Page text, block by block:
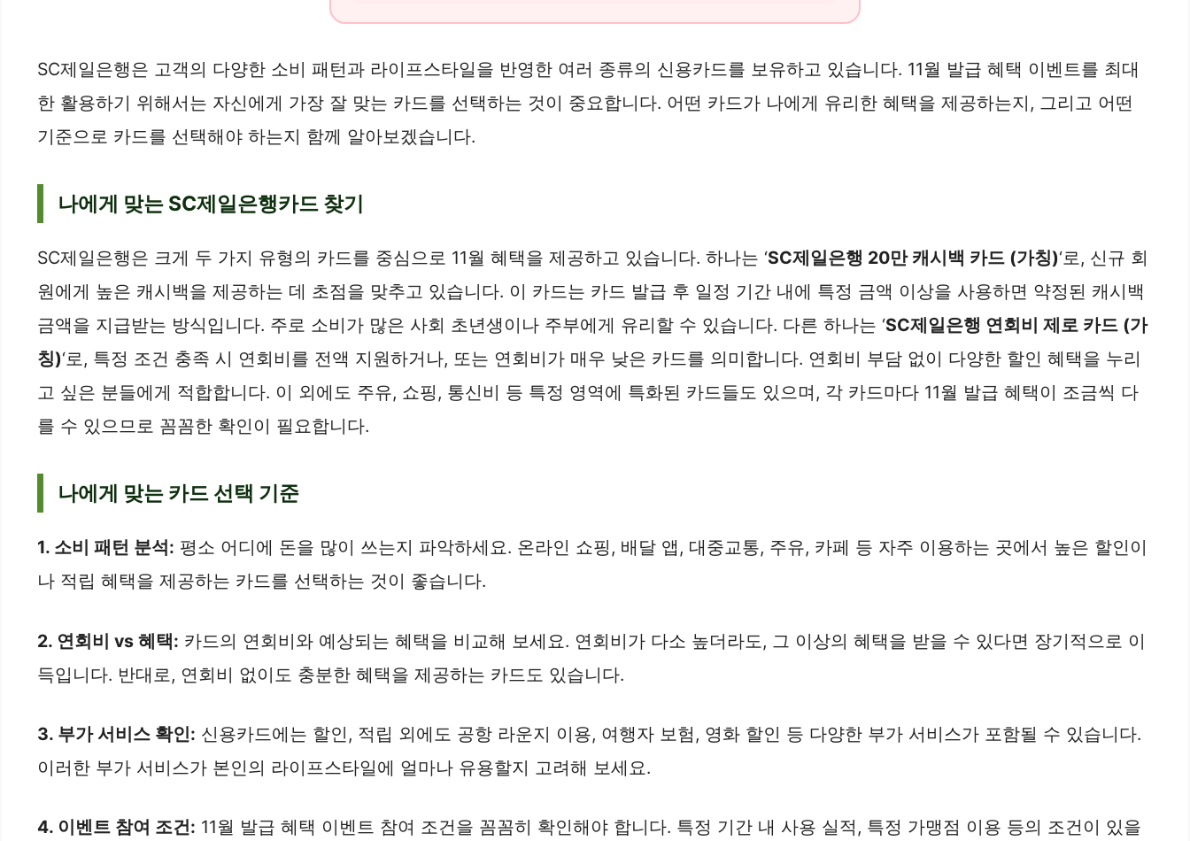
SC제일은행은 고객의 다양한 소비 패턴과 라이프스타일을 반영한 여러 종류의 신용카드를 보유하고 있습니다. 11월 발급 혜택 이벤트를 최대
한 활용하기 위해서는 자신에게 가장 잘 맞는 카드를 선택하는 것이 중요합니다. 어떤 카드가 나에게 유리한 혜택을 제공하는지, 그리고 어떤
기준으로 카드를 선택해야 하는지 함께 알아보겠습니다.
나에게 맞는 SC제일은행카드 찾기
SC제일은행은 크게 두 가지 유형의 카드를 중심으로 11월 혜택을 제공하고 있습니다. 하나는 ‘SC제일은행 20만 캐시백 카드 (가칭)‘로, 신규 회
원에게 높은 캐시백을 제공하는 데 초점을 맞추고 있습니다. 이 카드는 카드 발급 후 일정 기간 내에 특정 금액 이상을 사용하면 약정된 캐시백
금액을 지급받는 방식입니다. 주로 소비가 많은 사회 초년생이나 주부에게 유리할 수 있습니다. 다른 하나는 ‘SC제일은행 연회비 제로 카드 (가
칭)‘로, 특정 조건 충족 시 연회비를 전액 지원하거나, 또는 연회비가 매우 낮은 카드를 의미합니다. 연회비 부담 없이 다양한 할인 혜택을 누리
고 싶은 분들에게 적합합니다. 이 외에도 주유, 쇼핑, 통신비 등 특정 영역에 특화된 카드들도 있으며, 각 카드마다 11월 발급 혜택이 조금씩 다
를 수 있으므로 꼼꼼한 확인이 필요합니다.
나에게 맞는 카드 선택 기준
1. 소비 패턴 분석: 평소 어디에 돈을 많이 쓰는지 파악하세요. 온라인 쇼핑, 배달 앱, 대중교통, 주유, 카페 등 자주 이용하는 곳에서 높은 할인이
나 적립 혜택을 제공하는 카드를 선택하는 것이 좋습니다.
2. 연회비 vs 혜택: 카드의 연회비와 예상되는 혜택을 비교해 보세요. 연회비가 다소 높더라도, 그 이상의 혜택을 받을 수 있다면 장기적으로 이
득입니다. 반대로, 연회비 없이도 충분한 혜택을 제공하는 카드도 있습니다.
3. 부가 서비스 확인: 신용카드에는 할인, 적립 외에도 공항 라운지 이용, 여행자 보험, 영화 할인 등 다양한 부가 서비스가 포함될 수 있습니다.
이러한 부가 서비스가 본인의 라이프스타일에 얼마나 유용할지 고려해 보세요.
4. 이벤트 참여 조건: 11월 발급 혜택 이벤트 참여 조건을 꼼꼼히 확인해야 합니다. 특정 기간 내 사용 실적, 특정 가맹점 이용 등의 조건이 있을